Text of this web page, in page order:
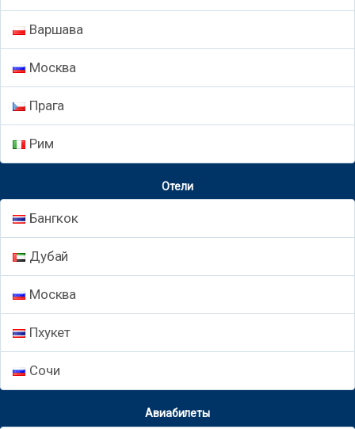
Варшава
Москва
Прага
Рим
Отели
Бангкок
Дубай
Москва
Пхукет
Сочи
Авиабилеты